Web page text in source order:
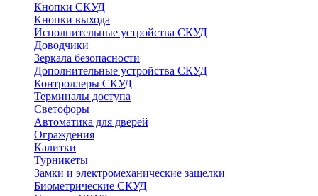
Кнопки СКУД
Кнопки выхода
Исполнительные устройства СКУД
Доводчики
Зеркала безопасности
Дополнительные устройства СКУД
Контроллеры СКУД
Терминалы доступа
Светофоры
Автоматика для дверей
Ограждения
Калитки
Турникеты
Замки и электромеханические защелки
Биометрические СКУД